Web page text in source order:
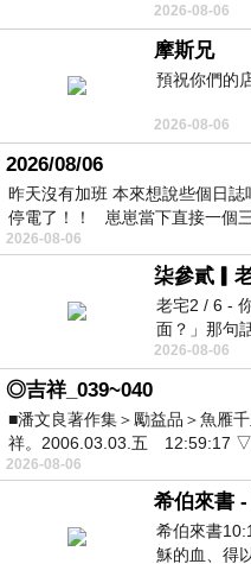
去的 B12 彌
2026-08-06
摩斯兄
預祝你們的
2026-08-06
2026/08/06
昨天沒有加班 本來想說些個日
停電了！！ 崽崽當下直接一個
2026-08-06
柒參貳▎
老宅2 / 6 -
面？」那句
死盯著照片
2026-08-06
◎吉祥_039~040
■潘文良著作集＞勵益品＞魚雁
祥。2006.03.03.五 12:59:17
2026-08-06
希伯來書
希伯來書
穌的血、得